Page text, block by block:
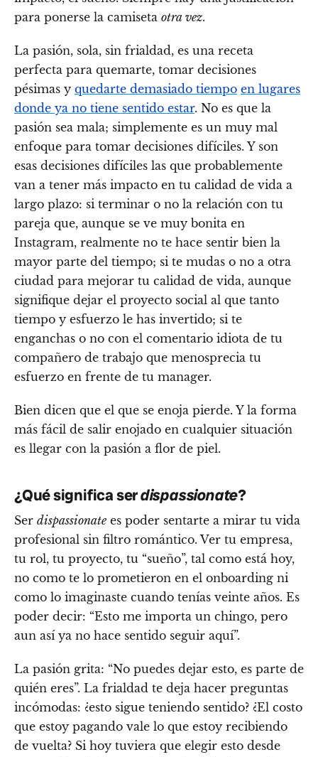
para ponerse la camiseta otra vez.
La pasión, sola, sin frialdad, es una receta
perfecta para quemarte, tomar decisiones
pésimas y quedarte demasiado tiempo en lugares
donde ya no tiene sentido estar. No es que la
pasión sea mala; simplemente es un muy mal
enfoque para tomar decisiones difíciles. Y son
esas decisiones difíciles las que probablemente
van a tener más impacto en tu calidad de vida a
largo plazo: si terminar o no la relación con tu
pareja que, aunque se ve muy bonita en
Instagram, realmente no te hace sentir bien la
mayor parte del tiempo; si te mudas o no a otra
ciudad para mejorar tu calidad de vida, aunque
signifique dejar el proyecto social al que tanto
tiempo y esfuerzo le has invertido; si te
enganchas o no con el comentario idiota de tu
compañero de trabajo que menosprecia tu
esfuerzo en frente de tu manager.
Bien dicen que el que se enoja pierde. Y la forma
más fácil de salir enojado en cualquier situación
es llegar con la pasión a flor de piel.
¿Qué significa serdispassionate?
Ser dispassionate es poder sentarte a mirar tu vida
profesional sin filtro romántico. Ver tu empresa,
tu rol, tu proyecto, tu “sueño”, tal como está hoy,
no como te lo prometieron en el onboarding ni
como lo imaginaste cuando tenías veinte años. Es
poder decir: “Esto me importa un chingo, pero
aun así ya no hace sentido seguir aquí”.
La pasión grita: “No puedes dejar esto, es parte de
quién eres”. La frialdad te deja hacer preguntas
incómodas: ¿esto sigue teniendo sentido? ¿El costo
que estoy pagando vale lo que estoy recibiendo
de vuelta? Si hoy tuviera que elegir esto desde